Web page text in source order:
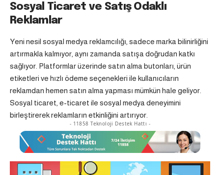
Sosyal Ticaret ve Satış Odaklı
Reklamlar
Yeni nesil sosyal medya reklamcılığı, sadece marka bilinirliğini
artırmakla kalmıyor, aynı zamanda satışa doğrudan katkı
sağlıyor. Platformlar üzerinde satın alma butonları, ürün
etiketleri ve hızlı ödeme seçenekleri ile kullanıcıların
reklamdan hemen satın alma yapması mümkün hale geliyor.
Sosyal ticaret, e-ticaret ile sosyal medya deneyimini
birleştirerek reklamların etkinliğini artırıyor.
- 11858 Teknoloji Destek Hattı -